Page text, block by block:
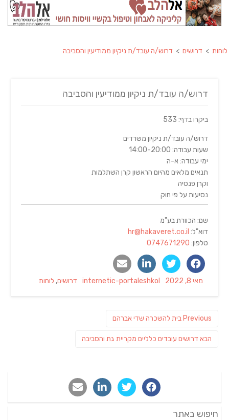
לוחות > דרושים > דרוש/ה עובד/ת ניקיון ממודיעין והסביבה
דרוש/ה עובד/ת ניקיון ממודיעין והסביבה
ביקרו בדף: 533
דרוש/ה עובד/ת ניקיון משרדים
שעות עבודה: 14:00-20:00
ימי עבודה: א-ה
תנאים מלאים מהיום הראשון קרן השתלמות
וקרן פנסיה
נסיעות על פי חוק
שם: הכוורת בע"מ
דוא"ל: hr@hakaveret.co.il
טלפון: 0747671290
Posted
מאי 8, 2022 Author
internetic-portaleshkol
Categories
דרושים, לוחות
Previous
Previous
בית להשכרה שדי אברהם
הבא פוסט
דרושים עובדים כלליים מקריית גת והסביבה
חיפוש באתר